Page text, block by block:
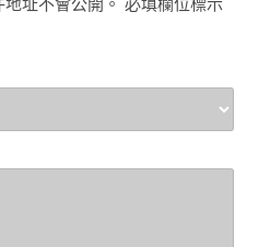
址不會公開。 必填欄位標示